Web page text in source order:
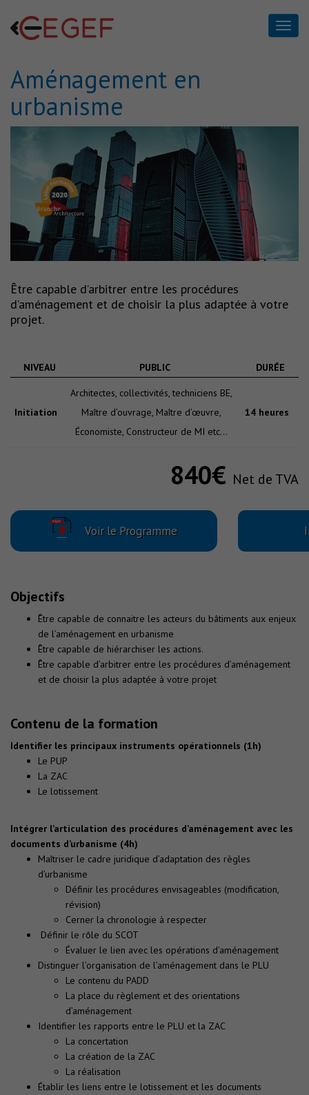
Aménagement en
urbanisme
Aménagement en
urbanisme
Être capable d’arbitrer entre les procédures
d’aménagement et de choisir la plus adaptée à votre
projet.
NIVEAU PUBLIC DURÉE
Initiation
Architectes, collectivités, techniciens BE,
Maître d’ouvrage, Maître d’œuvre,
Économiste, Constructeur de MI etc…
14 heures
840€ Net de TVA
Voir le Programme
Objectifs
Être capable de connaitre les acteurs du bâtiments aux enjeux
de l’aménagement en urbanisme
Être capable de hiérarchiser les actions.
Être capable d’arbitrer entre les procédures d’aménagement
et de choisir la plus adaptée à votre projet
Contenu de la formation
Identifier les principaux instruments opérationnels (1h)
Le PUP
La ZAC
Le lotissement
Intégrer l’articulation des procédures d’aménagement avec les
documents d’urbanisme (4h)
Maîtriser le cadre juridique d’adaptation des règles
d’urbanisme
Définir les procédures envisageables (modification,
révision)
Cerner la chronologie à respecter
Définir le rôle du SCOT
Évaluer le lien avec les opérations d’aménagement
Distinguer l’organisation de l’aménagement dans le PLU
Le contenu du PADD
La place du règlement et des orientations
d’aménagement
Identifier les rapports entre le PLU et la ZAC
La concertation
La création de la ZAC
La réalisation
Établir les liens entre le lotissement et les documents